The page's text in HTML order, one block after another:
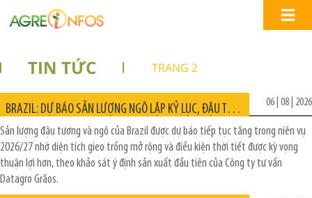
TIN TỨC TRANG 2
BRAZIL: DỰ BÁO SẢN LƯỢNG NGÔ LẬP KỶ LỤC, ĐẬU TƯƠNG TIẾP TỤC TĂNG TRONG NIÊN VỤ 2026/27 06 | 08 | 2026
Sản lượng đậu tương và ngô của Brazil được dự báo tiếp tục tăng trong niên vụ
2026/27 nhờ diện tích gieo trồng mở rộng và điều kiện thời tiết được kỳ vọng
thuận lợi hơn, theo khảo sát ý định sản xuất đầu tiên của Công ty tư vấn
Datagro Grãos.